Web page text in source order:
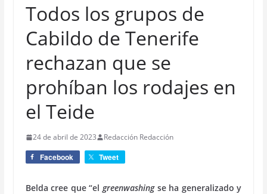
Todos los grupos de
Cabildo de Tenerife
rechazan que se
prohíban los rodajes en
el Teide
24 de abril de 2023 Redacción Redacción
Facebook Tweet
Belda cree que “el greenwashingse ha generalizado y